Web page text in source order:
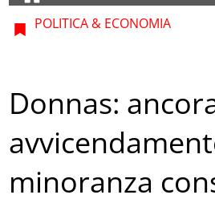
POLITICA & ECONOMIA
Donnas:
minoranza